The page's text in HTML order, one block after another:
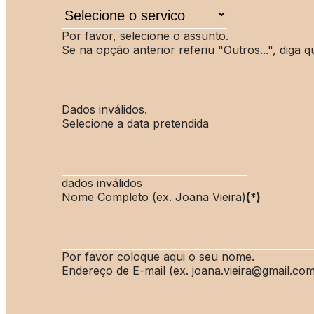
Por favor, selecione o assunto.
Se na opção anterior referiu "Outros...", diga
Dados inválidos.
Selecione a data pretendida
dados inválidos
Nome Completo (ex. Joana Vieira)(*)
Por favor coloque aqui o seu nome.
Endereço de E-mail (ex.